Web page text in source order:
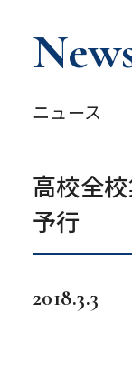
ニュース
高校全
予行
2018.3.3